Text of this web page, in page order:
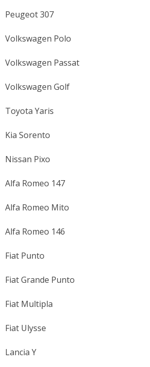
Peugeot 307
Volkswagen Polo
Volkswagen Passat
Volkswagen Golf
Toyota Yaris
Kia Sorento
Nissan Pixo
Alfa Romeo 147
Alfa Romeo Mito
Alfa Romeo 146
Fiat Punto
Fiat Grande Punto
Fiat Multipla
Fiat Ulysse
Lancia Y